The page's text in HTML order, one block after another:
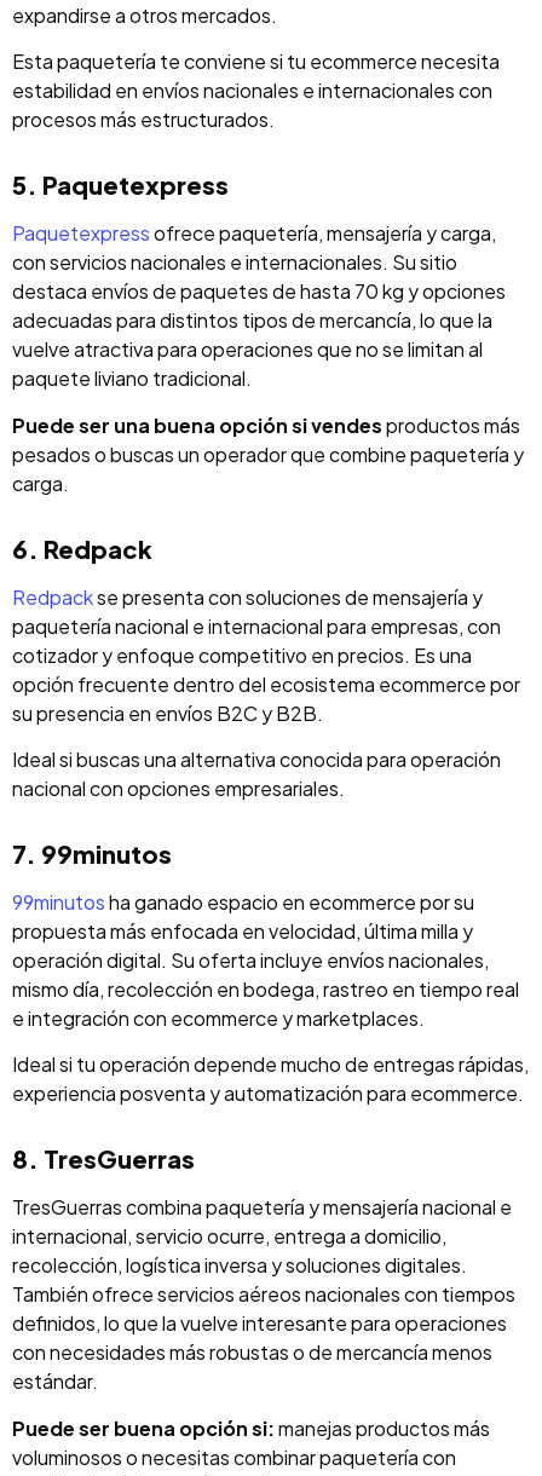
expandirse a otros mercados.
Esta paquetería te conviene si tu ecommerce necesita
estabilidad en envíos nacionales e internacionales con
procesos más estructurados.
5. Paquetexpress
Paquetexpressofrece paquetería, mensajería y carga,
con servicios nacionales e internacionales. Su sitio
destaca envíos de paquetes de hasta 70 kg y opciones
adecuadas para distintos tipos de mercancía, lo que la
vuelve atractiva para operaciones que no se limitan al
paquete liviano tradicional.
Puede ser una buena opción si vendesproductos más
pesados o buscas un operador que combine paquetería y
carga.
6. Redpack
Redpackse presenta con soluciones de mensajería y
paquetería nacional e internacional para empresas, con
cotizador y enfoque competitivo en precios. Es una
opción frecuente dentro del ecosistema ecommerce por
su presencia en envíos B2C y B2B.
Ideal si buscas una alternativa conocida para operación
nacional con opciones empresariales.
7. 99minutos
99minutosha ganado espacio en ecommerce por su
propuesta más enfocada en velocidad, última milla y
operación digital. Su oferta incluye envíos nacionales,
mismo día, recolección en bodega, rastreo en tiempo real
e integración con ecommerce y marketplaces.
Ideal si tu operación depende mucho de entregas rápidas,
experiencia posventa y automatización para ecommerce.
8. TresGuerras
TresGuerras combina paquetería y mensajería nacional e
internacional, servicio ocurre, entrega a domicilio,
recolección, logística inversa y soluciones digitales.
También ofrece servicios aéreos nacionales con tiempos
definidos, lo que la vuelve interesante para operaciones
con necesidades más robustas o de mercancía menos
estándar.
Puede ser buena opción si:manejas productos más
voluminosos o necesitas combinar paquetería con